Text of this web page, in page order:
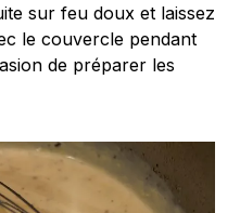
sur feu doux et laissez
le couvercle pendant
de préparer les